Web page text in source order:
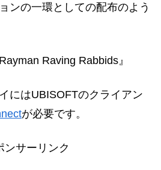
ンの一環としての配布のよう
Rayman Raving Rabbids』
にはUBISOFTのクライアン
が必要です。
ンサーリンク